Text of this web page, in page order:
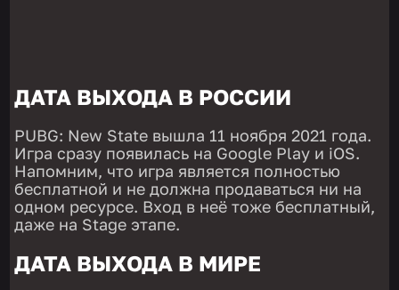
ДАТА ВЫХОДА В РОССИИ
PUBG: New State вышла 11 ноября 2021 года.
Игра сразу появилась на Google Play и iOS.
Напомним, что игра является полностью
бесплатной и не должна продаваться ни на
одном ресурсе. Вход в неё тоже бесплатный,
даже на Stage этапе.
ДАТА ВЫХОДА В МИРЕ